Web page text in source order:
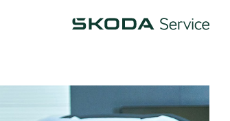
Škoda